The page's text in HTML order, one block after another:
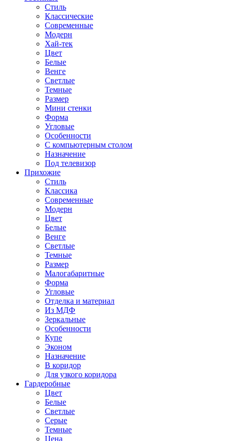
Стиль
Классические
Современные
Модерн
Хай-тек
Цвет
Белые
Венге
Светлые
Темные
Размер
Мини стенки
Форма
Угловые
Особенности
С компьютерным столом
Назначение
Под телевизор
Прихожие
Стиль
Классика
Современные
Модерн
Цвет
Белые
Венге
Светлые
Темные
Размер
Малогабаритные
Форма
Угловые
Отделка и материал
Из МДФ
Зеркальные
Особенности
Купе
Эконом
Назначение
В коридор
Для узкого коридора
Гардеробные
Цвет
Белые
Светлые
Серые
Темные
Цена